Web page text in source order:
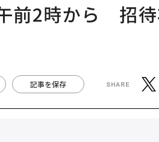
前2時から 招
記事を保存